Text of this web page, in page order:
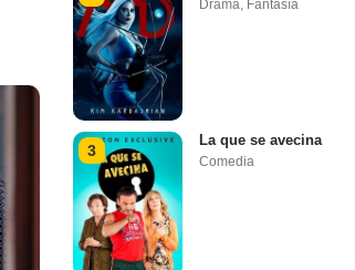
Drama, Fantasía
3
La que se avecina
Comedia